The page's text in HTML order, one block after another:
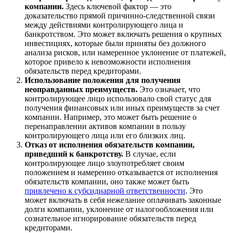
компании. Здесь ключевой фактор — это
доказательство прямой причинно-следственной связи
между действиями контролирующего лица и
банкротством. Это может включать решения о крупных
инвестициях, которые были приняты без должного
анализа рисков, или намеренное уклонение от платежей,
которое привело к невозможности исполнения
обязательств перед кредиторами.
Использование положения для получения
неоправданных преимуществ. Это означает, что
контролирующее лицо использовало свой статус для
получения финансовых или иных преимуществ за счет
компании. Например, это может быть решение о
перенаправлении активов компании в пользу
контролирующего лица или его близких лиц.
Отказ от исполнения обязательств компании,
приведший к банкротству. В случае, если
контролирующее лицо злоупотребляет своим
положением и намеренно отказывается от исполнения
обязательств компании, оно также может быть
привлечено к субсидиарной ответственности. Это
может включать в себя нежелание оплачивать законные
долги компании, уклонение от налогообложения или
сознательное игнорирование обязательств перед
кредиторами.